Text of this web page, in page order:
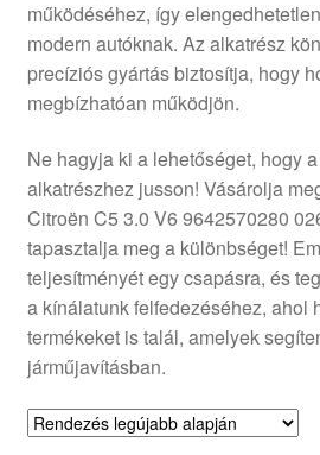
Saját fiókom
Szállítás
Szekér
működéséhez, így
modern autóknak. Az alkatrész
precíziós gyártás biztosítja, hogy
megbízhatóan működjön.
Ne hagyja ki a lehetőséget, hogy
alkatrészhez jusson! Vásárolja
Citroën C5 3.0 V6 9642570280
tapasztalja meg a különbséget!
teljesítményét egy csapásra, és
a kínálatunk felfedezéséhez, ahol
termékeket is talál, amelyek
járműjavításban.